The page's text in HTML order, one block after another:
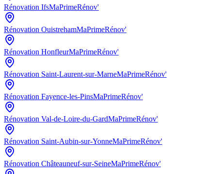
Rénovation IfsMaPrimeRénov'
Rénovation OuistrehamMaPrimeRénov'
Rénovation HonfleurMaPrimeRénov'
Rénovation Saint-Laurent-sur-MarneMaPrimeRénov'
Rénovation Fayence-les-PinsMaPrimeRénov'
Rénovation Val-de-Loire-du-GardMaPrimeRénov'
Rénovation Saint-Aubin-sur-YonneMaPrimeRénov'
Rénovation Châteauneuf-sur-SeineMaPrimeRénov'